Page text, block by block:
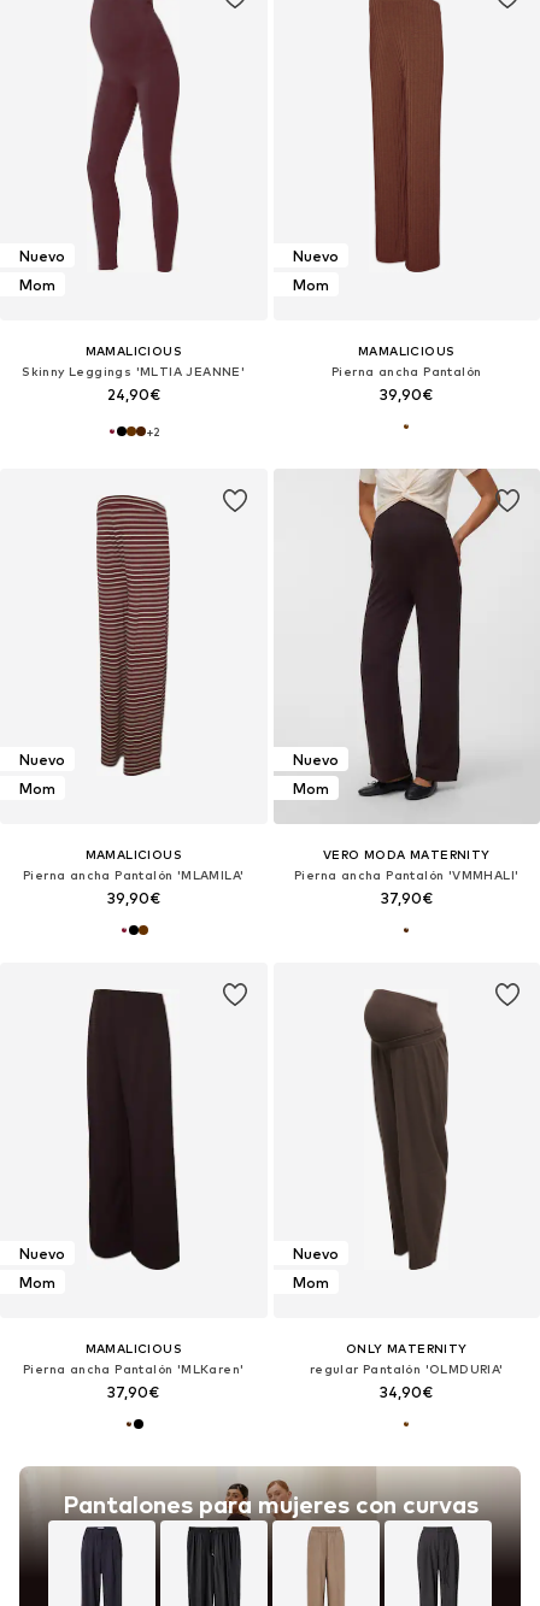
Nuevo
Mom
MAMALICIOUS
Skinny Leggings 'MLTIA JEANNE'
24,90€
+2
Nuevo
Mom
MAMALICIOUS
Pierna ancha Pantalón
39,90€
Nuevo
Mom
MAMALICIOUS
Pierna ancha Pantalón 'MLAMILA'
39,90€
Nuevo
Mom
VERO MODA MATERNITY
Pierna ancha Pantalón 'VMMHALI'
37,90€
Nuevo
Mom
MAMALICIOUS
Pierna ancha Pantalón 'MLKaren'
37,90€
Pantalones para mujeres con curvas
Nuevo
Mom
ONLY MATERNITY
regular Pantalón 'OLMDURIA'
34,90€